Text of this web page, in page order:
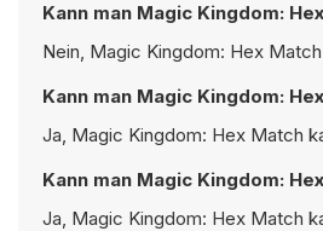
Kann man Magic Kingdom:
Nein, Magic Kingdom: Hex
Kann man Magic Kingdom:
Ja, Magic Kingdom: Hex Match
Kann man Magic Kingdom:
Ja, Magic Kingdom: Hex Match